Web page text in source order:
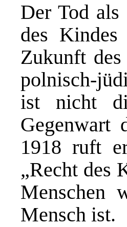
Der Tod als
des
Zukunft
polnisch-
ist nicht
Gegenwart
1918 ruft
„Recht des
Menschen
Mensch ist.